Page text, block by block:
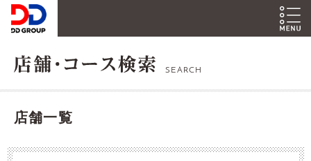
SEARCH
店舗一覧